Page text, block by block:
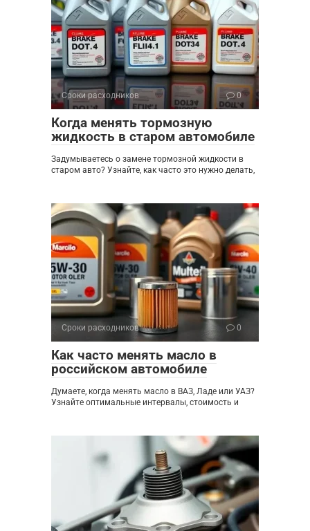
Сроки расходников 0
Когда менять тормозную
жидкость в старом автомобиле
Задумываетесь о замене тормозной жидкости в
старом авто? Узнайте, как часто это нужно делать,
Сроки расходников 0
Как часто менять масло в
российском автомобиле
Думаете, когда менять масло в ВАЗ, Ладе или УАЗ?
Узнайте оптимальные интервалы, стоимость и